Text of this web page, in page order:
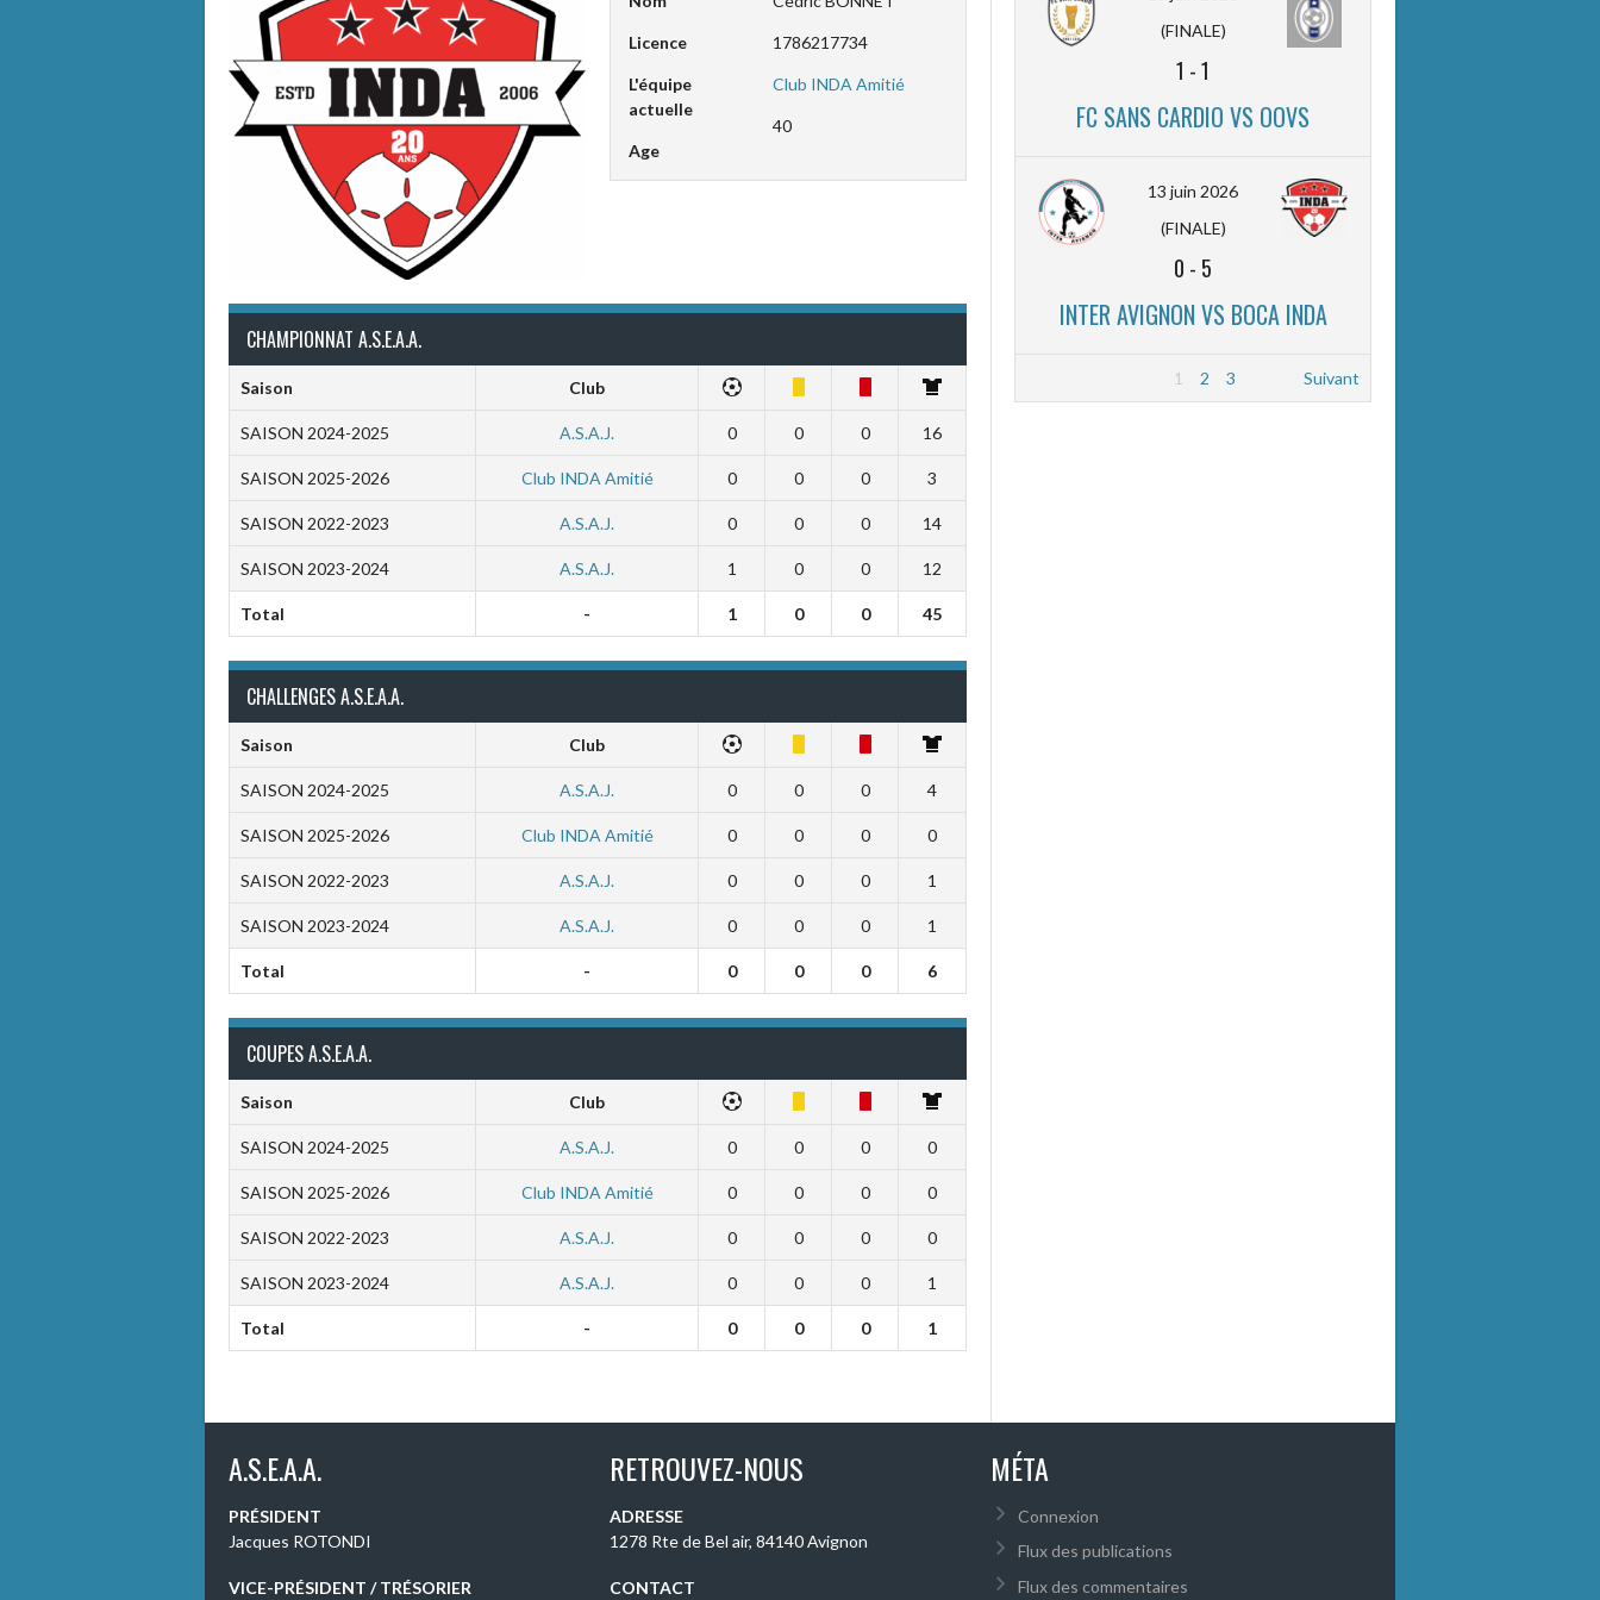
Licence 1786217734
L'équipe
actuelle
Club INDA Amitié
Age
40
CHAMPIONNAT A.S.E.A.A.
Saison Club
SAISON 2024-2025 A.S.A.J. 0 0 0 16
SAISON 2025-2026 Club INDA Amitié 0 0 0 3
SAISON 2022-2023 A.S.A.J. 0 0 0 14
SAISON 2023-2024 A.S.A.J. 1 0 0 12
Total - 1 0 0 45
CHALLENGES A.S.E.A.A.
Saison Club
SAISON 2024-2025 A.S.A.J. 0 0 0 4
SAISON 2025-2026 Club INDA Amitié 0 0 0 0
SAISON 2022-2023 A.S.A.J. 0 0 0 1
SAISON 2023-2024 A.S.A.J. 0 0 0 1
Total - 0 0 0 6
COUPES A.S.E.A.A.
Saison Club
SAISON 2024-2025 A.S.A.J. 0 0 0 0
SAISON 2025-2026 Club INDA Amitié 0 0 0 0
SAISON 2022-2023 A.S.A.J. 0 0 0 0
SAISON 2023-2024 A.S.A.J. 0 0 0 1
Total - 0 0 0 1
(FINALE)
1 -1
FC SANS CARDIO VS OOVS
13 juin 2026
(FINALE)
0 - 5
INTER AVIGNON VS BOCA INDA
1 2 3 Suivant
A.S.E.A.A.
PRÉSIDENT
Jacques ROTONDI
VICE-PRÉSIDENT / TRÉSORIER
RETROUVEZ-NOUS
ADRESSE
1278 Rte de Bel air, 84140 Avignon
CONTACT
MÉTA
Connexion
Flux des publications
Flux des commentaires